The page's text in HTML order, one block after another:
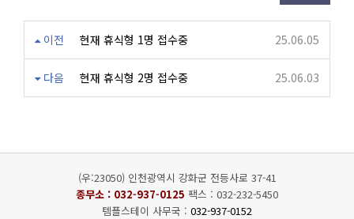
이전 현재 휴식형 1명 접수중 25.06.05
다음 현재 휴식형 2명 접수중 25.06.03
(우:23050) 인천광역시 강화군 전등사로 37-41
종무소 : 032-937-0125 팩스 : 032-232-5450
템플스테이 사무국 : 032-937-0152